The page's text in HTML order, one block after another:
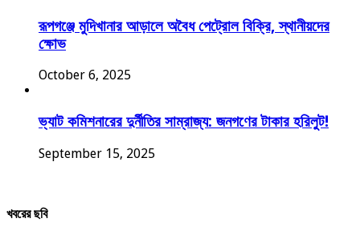
রূপগঞ্জে মুদিখানার আড়ালে অবৈধ পেট্রোল বিক্রি, স্থানীয়দের
ক্ষোভ
October 6, 2025
ভ্যাট কমিশনারের দুর্নীতির সাম্রাজ্য: জনগণের টাকার হরিলুট!
September 15, 2025
খবরের ছবি